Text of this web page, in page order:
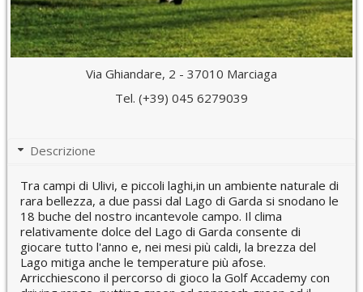
Via Ghiandare, 2 - 37010 Marciaga
Tel. (+39) 045 6279039
Descrizione
Tra campi di Ulivi, e piccoli laghi,in un ambiente naturale di
rara bellezza, a due passi dal Lago di Garda si snodano le
18 buche del nostro incantevole campo. Il clima
relativamente dolce del Lago di Garda consente di
giocare tutto l'anno e, nei mesi più caldi, la brezza del
Lago mitiga anche le temperature più afose.
Arricchiescono il percorso di gioco la Golf Accademy con